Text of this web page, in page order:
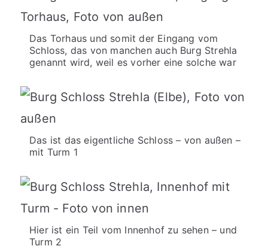
Das Torhaus und somit der Eingang vom
Schloss, das von manchen auch Burg Strehla
genannt wird, weil es vorher eine solche war
Das ist das eigentliche Schloss – von außen –
mit Turm 1
Hier ist ein Teil vom Innenhof zu sehen – und
Turm 2